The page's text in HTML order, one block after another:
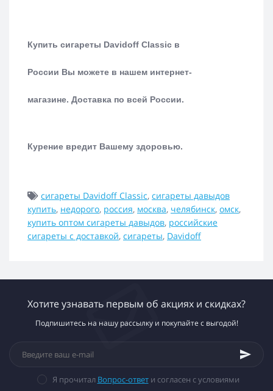
Купить сигареты Davidoff Classic в
России Вы можете в нашем интернет-
магазине. Доставка по всей России.
Курение вредит Вашему здоровью.
сигареты Davidoff Classic, сигареты давыдов
купить, недорого, россия, москва, челябинск, омск,
купить оптом сигареты давыдов, российские
сигареты с доставкой, сигареты, Davidoff
Хотите узнавать первым об акциях и скидках?
Подпишитесь на нашу рассылку и покупайте с выгодой!
Я прочитал Вопрос-ответи согласен с условиями